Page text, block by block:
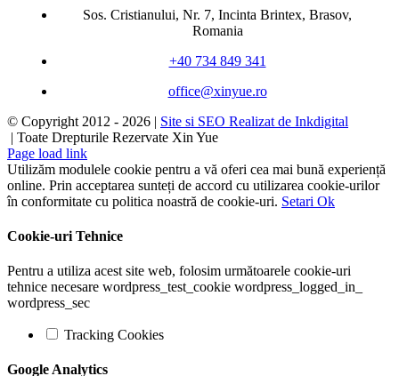
Sos. Cristianului, Nr. 7, Incinta Brintex, Brasov,
Romania
+40 734 849 341
office@xinyue.ro
© Copyright 2012 - 2026 | Site si SEO Realizat de Inkdigital
| Toate Drepturile Rezervate Xin Yue
Page load link
Utilizăm modulele cookie pentru a vă oferi cea mai bună experiență
online. Prin acceptarea sunteți de accord cu utilizarea cookie-urilor
în conformitate cu politica noastră de cookie-uri. Setari Ok
Cookie-uri Tehnice
Pentru a utiliza acest site web, folosim următoarele cookie-uri
tehnice necesare wordpress_test_cookie wordpress_logged_in_
wordpress_sec
Tracking Cookies
Google Analytics